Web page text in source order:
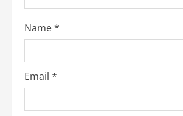
i
n
g
Name*
Email *